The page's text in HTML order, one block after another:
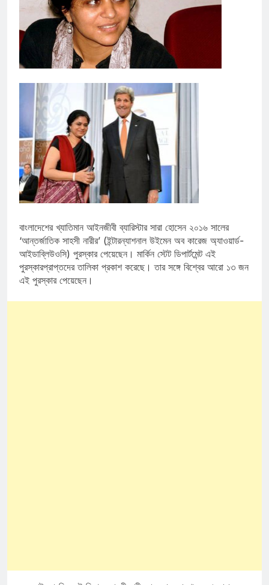
বাংলাদেশের খ্যাতিমান আইনজীবী ব্যারিস্টার সারা হোসেন ২০১৬ সালের
‘আন্তর্জাতিক সাহসী নারীর’ (ইন্টারন্যাশনাল উইমেন অব কারেজ অ্যাওয়ার্ড-
আইডাব্লিউওসি) পুরস্কার পেয়েছেন। মার্কিন স্টেট ডিপার্টমেন্ট এই
পুরস্কারপ্রাপ্তদের তালিকা প্রকাশ করেছে। তার সঙ্গে বিশ্বের আরো ১৩ জন
এই পুরস্কার পেয়েছেন।